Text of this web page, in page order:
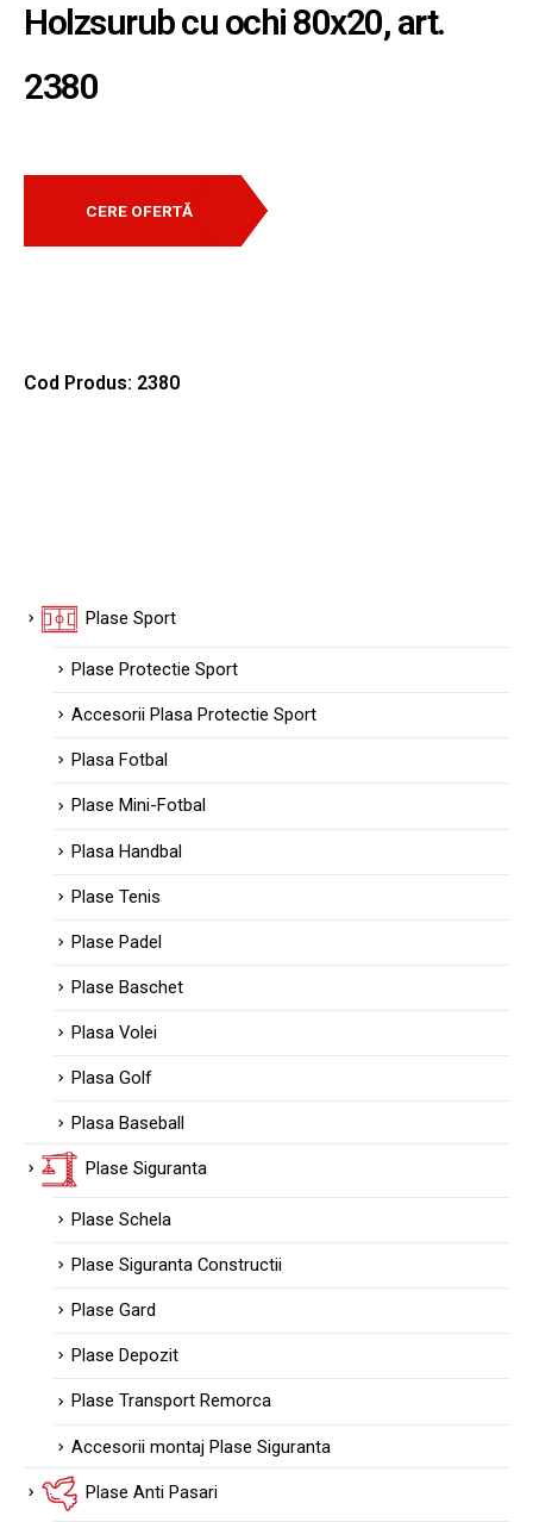
Holzsurub cu ochi 80x20, art.
2380
CERE OFERTĂ
Cod Produs: 2380
Plase Sport
Plase Protectie Sport
Accesorii Plasa Protectie Sport
Plasa Fotbal
Plase Mini-Fotbal
Plasa Handbal
Plase Tenis
Plase Padel
Plase Baschet
Plasa Volei
Plasa Golf
Plasa Baseball
Plase Siguranta
Plase Schela
Plase Siguranta Constructii
Plase Gard
Plase Depozit
Plase Transport Remorca
Accesorii montaj Plase Siguranta
Plase Anti Pasari